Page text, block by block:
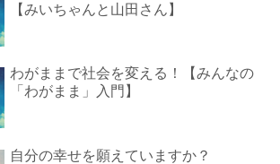
【みいちゃんと山田さん】
わがままで社会を変える！【みんなの
「わがまま」入門】
自分の幸せを願えていますか？